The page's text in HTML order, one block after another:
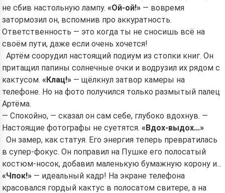
не сбив настольную лампу. «Ой-ой!» — вовремя
затормозил он, вспомнив про аккуратность.
Ответственность — это когда ты не сносишь всё на
своём пути, даже если очень хочется!
Артём соорудил настоящий подиум из стопки книг. Он
притащил папины солнечные очки и водрузил их рядом с
кактусом. «Клац!» — щёлкнул затвор камеры на
телефоне. Но на фото получился только размытый палец
Артёма.
— Спокойно, — сказал он сам себе, глубоко вдохнув. —
Настоящие фотографы не суетятся. «Вдох-выдох...»
Он замер, как статуя. Его энергия теперь превратилась
в супер-фокус. Он поправил на Пушке его полосатый
костюм-носок, добавил маленькую бумажную корону и...
«Чпок!» — идеальный кадр! На экране телефона
красовался гордый кактус в полосатом свитере, а на